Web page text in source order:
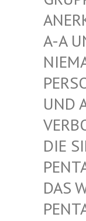
UND
A-W
SIND